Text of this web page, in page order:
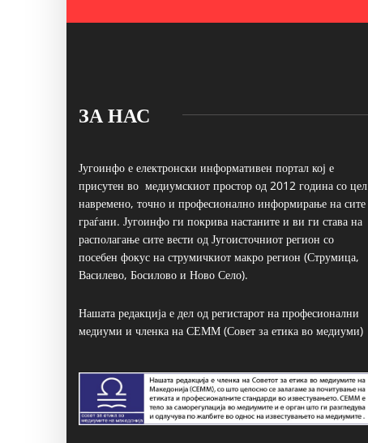
ЗА НАС
Југоинфо е електронски информативен портал кој е
присутен во медиумскиот простор од 2012 година со цел
навремено, точно и професионално информирање на сите
граѓани. Југоинфо ги покрива настаните и ви ги става на
располагање сите вести од Југоисточниот регион со
посебен фокус на струмичкиот макро регион (Струмица,
Василево, Босилово и Ново Село).
Нашата редакција е дел од регистарот на професионални
медиуми и членка на СЕММ (Совет за етика во медиуми)